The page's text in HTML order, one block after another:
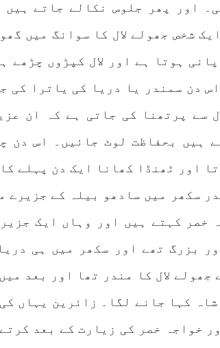
اور پھر جلوس نکالے جاتے
شخص جھولے لال کا سوانگ میں
ہوتا ہے اور لال کپڑوں چڑھے
دن سمندر یا دریا کی یاترا کی
سے پرتھنا کی جاتی ہے کہ ان
ہیں بحفاظت لوٹ جائیں۔ اس دن
اور ٹھنڈا کھانا ایک دن پہلے
سکھر میں سادھو بیلہ کے جزیرے
خصر کہتے ہیں اور وہاں ایک
بزرگ تھے اور سکھر میں ہی
جھولے لال کا مندر تھا اور بعد
کہا جانے لگا۔ زائرین یہاں
خواجہ خصر کی زیارت کے بعد